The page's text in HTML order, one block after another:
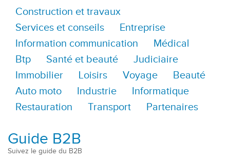
Construction et travaux
Services et conseils
Entreprise
Information communication
Médical
Btp
Santé et beauté
Judiciaire
Immobilier
Loisirs Voyage
Beauté
Auto moto
Industrie
Informatique
Restauration
Transport Partenaires
Guide B2B
Suivez le guide du B2B